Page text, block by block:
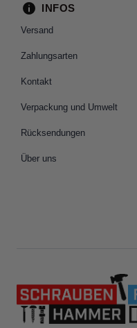
INFOS
Versand
Zahlungsarten
Kontakt
Verpackung und Umwelt
Rücksendungen
Über uns